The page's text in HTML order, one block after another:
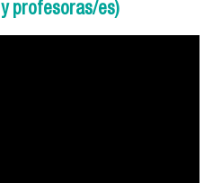
profesoras/es)